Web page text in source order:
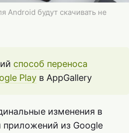
Android будут скачивать не
способ переноса
Play в AppGallery
изменения в
приложений из Google